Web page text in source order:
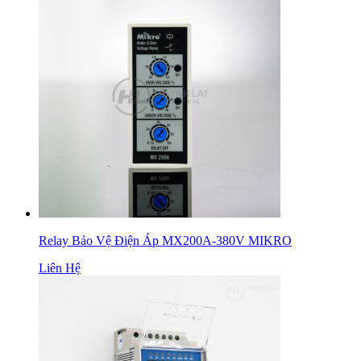
Relay Bảo Vệ Điện Áp MX200A-380V MIKRO
Liên Hệ